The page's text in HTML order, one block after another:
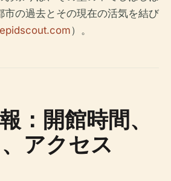
市の過去とその現在の活気を結び
）。
：開館時間、
アクセス